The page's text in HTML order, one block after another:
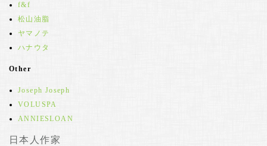
f&f
松山油脂
ヤマノテ
ハナウタ
Other
Joseph Joseph
VOLUSPA
ANNIESLOAN
日本人作家